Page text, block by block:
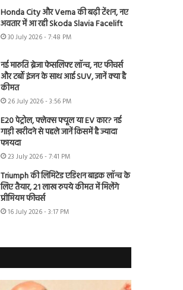
Honda City और Verna की बढ़ी टेंशन, नए
अवतार में आ रही Skoda Slavia Facelift
30 July 2026 - 7:48 PM
नई मारुति ब्रेजा फेसलिफ्ट लॉन्च, नए फीचर्स
और टर्बो इंजन के साथ आई SUV, जानें क्या है
कीमत
26 July 2026 - 3:56 PM
E20 पेट्रोल, फ्लेक्स फ्यूल या EV कार? नई
गाड़ी खरीदने से पहले जानें किसमें है ज्यादा
फायदा
23 July 2026 - 7:41 PM
Triumph की लिमिटेड एडिशन बाइक लॉन्च के
लिए तैयार, 21 लाख रुपये कीमत में मिलेंगे
प्रीमियम फीचर्स
16 July 2026 - 3:17 PM